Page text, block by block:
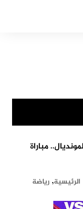
مباراة
الرئيسية, رياضة